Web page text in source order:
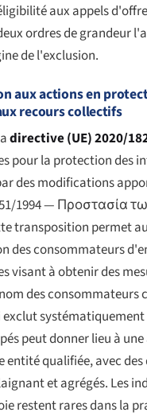
aux appels
ordres de grandeur
de l'exclusion.
aux actions en
recours collectifs
directive (UE) 2020/
pour la protection des
des modifications
1994 — Προστασία
transposition permet
des consommateurs
visant à obtenir des
des consommateurs
peut donner lieu à
entité qualifiée, avec
et agrégés. Les
restent rares dans la